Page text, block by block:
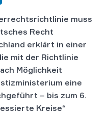
muss
Recht
erklärt in einer
mit der Richtlinie
Möglichkeit
eine
– bis zum 6.
Kreise“